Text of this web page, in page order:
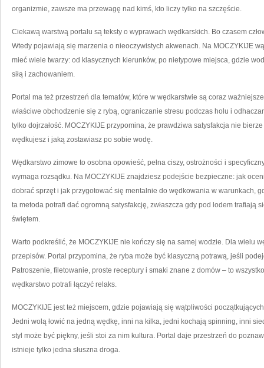
organizmie, zawsze ma przewagę nad kimś, kto liczy tylko na szczęście.
Ciekawą warstwą portalu są teksty o wyprawach wędkarskich. Bo czasem
Wtedy pojawiają się marzenia o nieoczywistych akwenach. Na MOCZYKIJE
mieć wiele twarzy: od klasycznych kierunków, po nietypowe miejsca, gdzie
siłą i zachowaniem.
Portal ma też przestrzeń dla tematów, które w wędkarstwie są coraz
właściwe obchodzenie się z rybą, ograniczanie stresu podczas holu i
tylko dojrzałość. MOCZYKIJE przypomina, że prawdziwa satysfakcja nie
wędkujesz i jaką zostawiasz po sobie wodę.
Wędkarstwo zimowe to osobna opowieść, pełna ciszy, ostrożności i
wymaga rozsądku. Na MOCZYKIJE znajdziesz podejście bezpieczne: jak
dobrać sprzęt i jak przygotować się mentalnie do wędkowania w warunkach,
ta metoda potrafi dać ogromną satysfakcję, zwłaszcza gdy pod lodem trafiają
świętem.
Warto podkreślić, że MOCZYKIJE nie kończy się na samej wodzie. Dla wielu
przepisów. Portal przypomina, że ryba może być klasyczną potrawą, jeśli
Patroszenie, filetowanie, proste receptury i smaki znane z domów – to
wędkarstwo potrafi łączyć relaks.
MOCZYKIJE jest też miejscem, gdzie pojawiają się wątpliwości
Jedni wolą łowić na jedną wędkę, inni na kilka, jedni kochają spinning, inni
styl może być piękny, jeśli stoi za nim kultura. Portal daje przestrzeń do
istnieje tylko jedna słuszna droga.